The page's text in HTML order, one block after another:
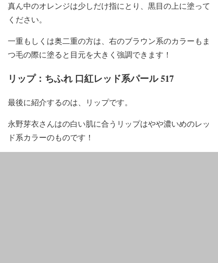
真ん中のオレンジは少しだけ指にとり、 黒目の上に塗って
ください。
一重もしくは奥二重の方は、 右のブラウン系のカラーもま
つ毛の際に塗ると 目元を大きく強調できます！
リップ：ちふれ 口紅レッド系パール 517
最後に紹介するのは、 リップです。
永野芽衣さんはの白い肌に合う リップはやや濃いめのレッ
ド系カラーのものです！